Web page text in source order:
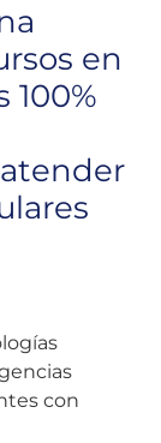
en
100%
con